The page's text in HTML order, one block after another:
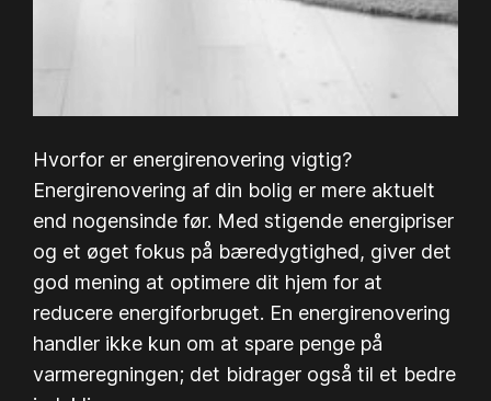
Hvorfor er energirenovering vigtig?
Energirenovering af din bolig er mere aktuelt
end nogensinde før. Med stigende energipriser
og et øget fokus på bæredygtighed, giver det
god mening at optimere dit hjem for at
reducere energiforbruget. En energirenovering
handler ikke kun om at spare penge på
varmeregningen; det bidrager også til et bedre